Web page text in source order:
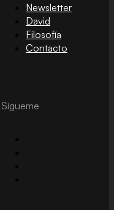
Newsletter
David
Filosofía
Contacto
Sígueme